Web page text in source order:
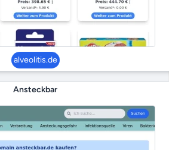
alveolitis.de
Ansteckbar